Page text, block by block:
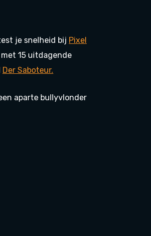
je snelheid bij Pixel
15 uitdagende
Der Saboteur.
aparte bullyvlonder